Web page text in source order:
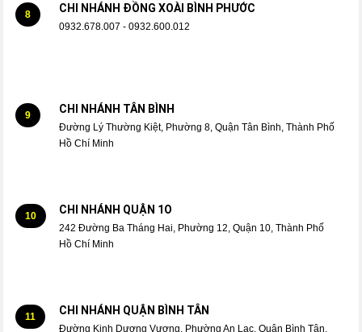
8 CHI NHÁNH ĐỒNG XOÀI BÌNH PHƯỚC
0932.678.007 - 0932.600.012
9 CHI NHÁNH TÂN BÌNH
Đường Lý Thường Kiệt, Phường 8, Quận Tân Bình, Thành Phố
Hồ Chí Minh
10 CHI NHÁNH QUẬN 1O
242 Đường Ba Tháng Hai, Phường 12, Quận 10, Thành Phố
Hồ Chí Minh
11 CHI NHÁNH QUẬN BÌNH TÂN
Đường Kinh Dương Vương, Phường An Lạc, Quận Bình Tân,